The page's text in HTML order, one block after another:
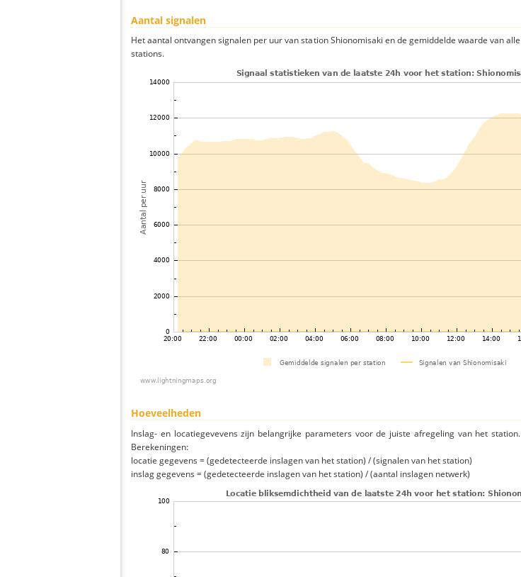
Aantal signalen
Het aantal ontvangen signalen per uur van station Shionomisaki en de gemiddelde waarde van alle
stations.
Hoeveelheden
Inslag- en locatiegevevens zijn belangrijke parameters voor de juiste afregeling van het station.
Berekeningen:
locatie gegevens = (gedetecteerde inslagen van het station) / (signalen van het station)
inslag gegevens = (gedetecteerde inslagen van het station) / (aantal inslagen netwerk)